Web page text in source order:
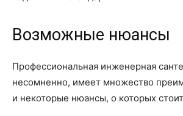
Возможные нюансы
Профессиональная инженерная
несомненно, имеет множество
и некоторые нюансы, о которых стоит